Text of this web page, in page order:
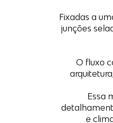
Fixadas a
junções
O fluxo
Essa
e